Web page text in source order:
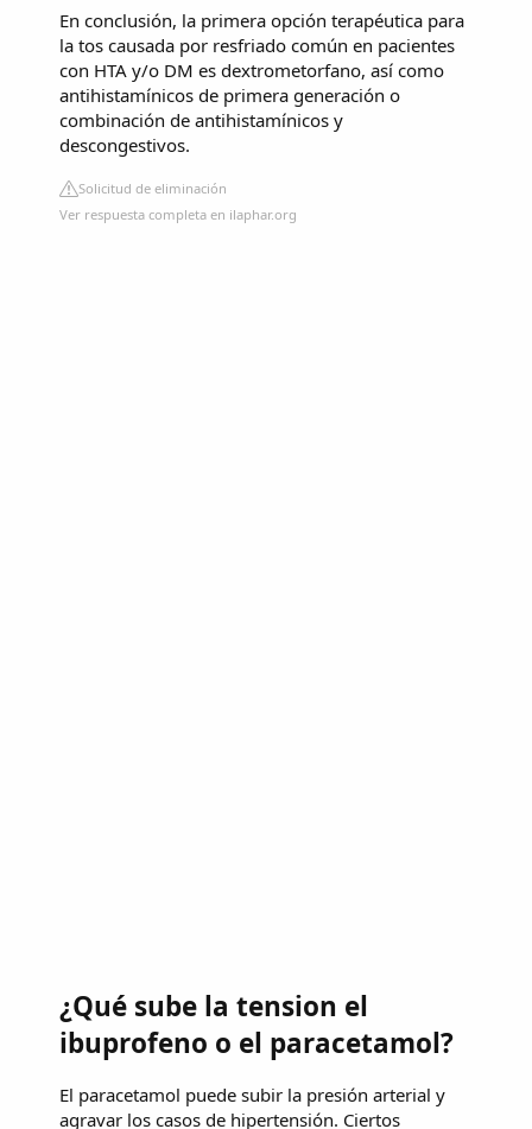
En conclusión, la primera opción terapéutica para
la tos causada por resfriado común en pacientes
con HTA y/o DM es dextrometorfano, así como
antihistamínicos de primera generación o
combinación de antihistamínicos y
descongestivos.
Solicitud de eliminación
Ver respuesta completa en ilaphar.org
¿Qué sube la tension el
ibuprofeno o el paracetamol?
El paracetamol puede subir la presión arterial y
agravar los casos de hipertensión. Ciertos